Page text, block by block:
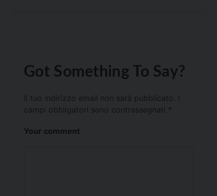
Got Something To Say?
Il tuo indirizzo email non sarà pubblicato.
campi obbligatori sono contrassegnati *
Your comment